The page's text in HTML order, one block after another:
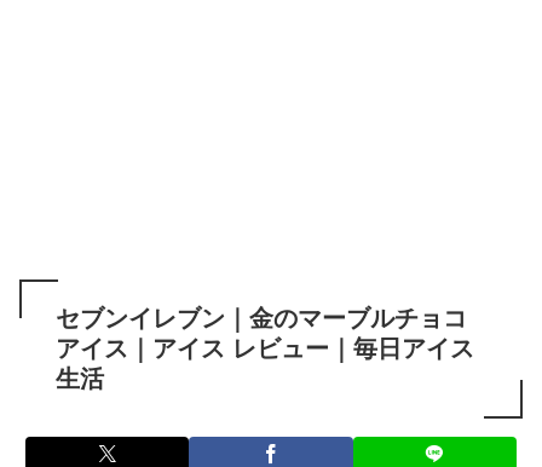
セブンイレブン｜金のマーブルチョコ
アイス｜アイス レビュー｜毎日アイス
生活